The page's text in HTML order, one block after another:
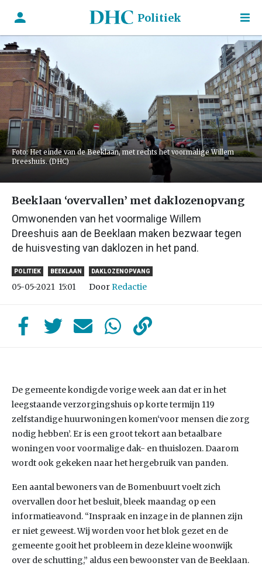
Politiek
Foto: Het einde van de Beeklaan, met rechts het voormalige Willem
Dreeshuis. (DHC)
Beeklaan ‘overvallen’ met daklozenopvang
Omwonenden van het voormalige Willem
Dreeshuis aan de Beeklaan maken bezwaar tegen
de huisvesting van daklozen in het pand.
POLITIEK BEEKLAAN DAKLOZENOPVANG
05-05-2021 15:01 DoorRedactie
De gemeente kondigde vorige week aan dat er in het
leegstaande verzorgingshuis op korte termijn 119
zelfstandige huurwoningen komen‘voor mensen die zorg
nodig hebben’. Er is een groot tekort aan betaalbare
woningen voor voormalige dak- en thuislozen. Daarom
wordt ook gekeken naar het hergebruik van panden.
Een aantal bewoners van de Bomenbuurt voelt zich
overvallen door het besluit, bleek maandag op een
informatieavond. “Inspraak en inzage in de plannen zijn
er niet geweest. Wij worden voor het blok gezet en de
gemeente gooit het probleem in deze kleine woonwijk
over de schutting,” aldus een bewoonster van de Beeklaan.